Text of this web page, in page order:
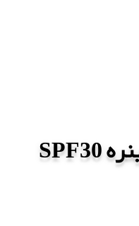
کرم روشن کننده سینره SPF30